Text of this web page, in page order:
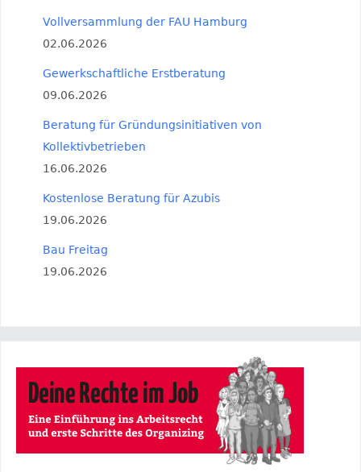
Vollversammlung der FAU Hamburg
02.06.2026
Gewerkschaftliche Erstberatung
09.06.2026
Beratung für Gründungsinitiativen von
Kollektivbetrieben
16.06.2026
Kostenlose Beratung für Azubis
19.06.2026
Bau Freitag
19.06.2026